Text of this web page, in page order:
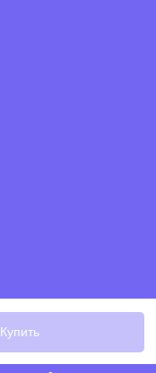
Купить